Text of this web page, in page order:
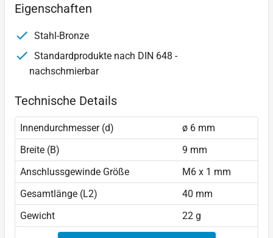
Eigenschaften
Stahl-Bronze
Standardprodukte nach DIN 648 -
nachschmierbar
Technische Details
Innendurchmesser (d)
ø 6 mm
Breite (B)
9 mm
Anschlussgewinde Größe
M6 x 1 mm
Gesamtlänge (L2)
40 mm
Gewicht
22 g